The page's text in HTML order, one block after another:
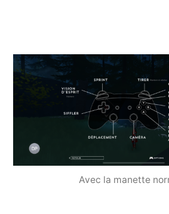
Avec la manette